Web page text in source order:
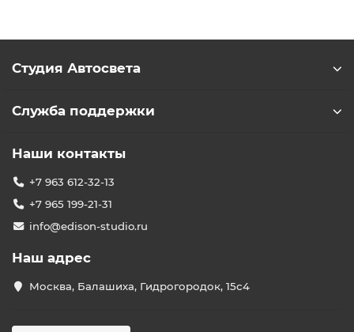
Студия Автосвета
Служба поддержки
Наши контакты
+7 963 612-32-13
+7 965 199-21-31
info@edison-studio.ru
Наш адрес
Москва, Балашиха, Гидрогородок, 15с4